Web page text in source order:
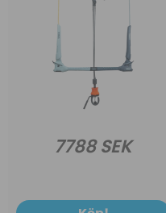
7788 SEK